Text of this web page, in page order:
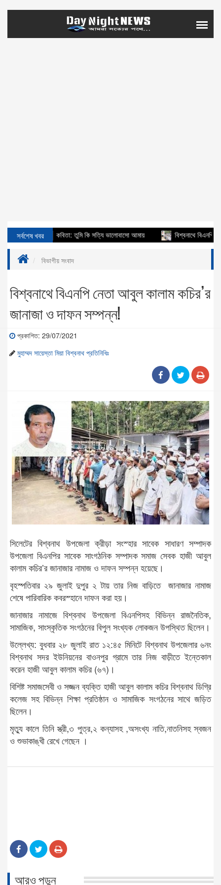
সর্বশেষ খবরকবিতা: তুমি কি সত্যি ভালোবাসো আমায় বিশ্বনাথে বিএনপি নেতা
বিভাগীয় সংবাদ
বিশ্বনাথে বিএনপি নেতা আবুল কালাম কচির’র
জানাজা ও দাফন সম্পন্ন!
প্রকাশিত: 29/07/2021
মুহাম্মদ সায়েস্তা মিয়া বিশ্বনাথ প্রতিনিধিঃ
সিলেটের বিশ্বনাথ উপজেলা ক্রীড়া সংস্হার সাবেক সাধারণ সম্পাদক
উপজেলা বিএনপির সাবেক সাংগঠনিক সম্পাদক সমাজ সেবক হাজী আবুল
কালাম কচির’র জানাজার নামাজ ও দাফন সম্পন্ন হয়েছে।
বৃহস্পতিবার ২৯ জুলাই দুপুর ২ টায় তার নিজ বাড়িতে জানাজার নামাজ
শেষে পারিবারিক কবরস্হানে দাফন করা হয়।
জানাজার নামাজে বিশ্বনাথ উপজেলা বিএনপিসহ বিভিন্ন রাজনৈতিক,
সামাজিক, সাংস্কৃতিক সংগঠনের বিপুল সংখ্যক লোকজন উপস্থিত ছিলেন।
উল্লেখ্য: বুধবার ২৮ জুলাই রাত ১২:৪৫ মিনিটে বিশ্বনাথ উপজেলার ৬নং
বিশ্বনাথ সদর ইউনিয়নের বাওনপুর গ্রামে তার নিজ বাড়ীতে ইন্তেকাল
করেন হাজী আবুল কালাম কচির (৬৭)।
বিশিষ্ট সমাজসেবী ও সজ্জন ব্যক্তি হাজী আবুল কালাম কচির বিশ্বনাথ ডিগ্রি
কলেজ সহ বিভিন্ন শিক্ষা প্রতিষ্ঠান ও সামাজিক সংগঠনের সাথে জড়িত
ছিলেন।
মৃত্যু কালে তিনি স্ত্রী,৩ পুত্র,২ কন্যাসহ ,অসংখ্য নাতি,নাতনিসহ স্বজন
ও শুভাকাঙ্খী রেখে গেছেন ।
আরও পড়ুন